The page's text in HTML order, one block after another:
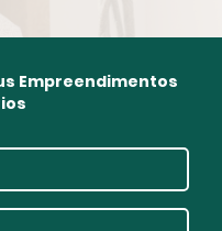
Empreendimentos